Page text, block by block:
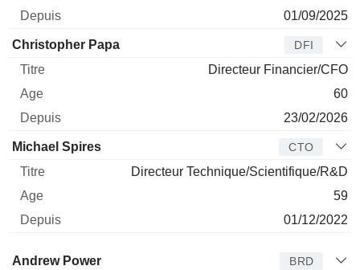
01/09/2025
Christopher Papa DFI
Directeur Financier/CFO
60
23/02/2026
Michael Spires CTO
Directeur Technique/Scientifique/R&D
59
01/12/2022
Administrateur
Andrew Power BRD